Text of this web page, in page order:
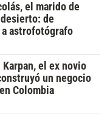
el marido de
de
astrofotógrafo
el ex novio
un negocio
Colombia